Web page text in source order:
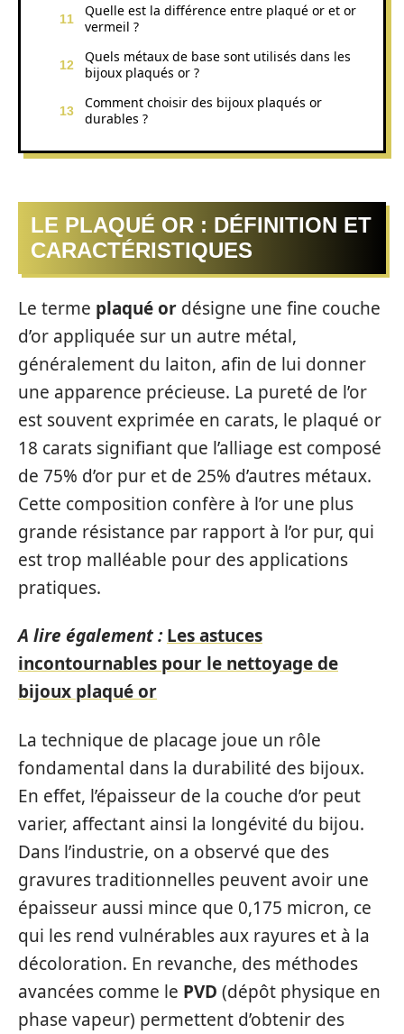
Quelle est la différence entre plaqué or et or
vermeil ?
Quels métaux de base sont utilisés dans les
bijoux plaqués or ?
Comment choisir des bijoux plaqués or
durables ?
LE PLAQUÉ OR : DÉFINITION ET
CARACTÉRISTIQUES
Le terme plaqué or désigne une fine couche
d’or appliquée sur un autre métal,
généralement du laiton, afin de lui donner
une apparence précieuse. La pureté de l’or
est souvent exprimée en carats, le plaqué or
18 carats signifiant que l’alliage est composé
de 75% d’or pur et de 25% d’autres métaux.
Cette composition confère à l’or une plus
grande résistance par rapport à l’or pur, qui
est trop malléable pour des applications
pratiques.
A lire également : Les astuces
incontournables pour le nettoyage de
bijoux plaqué or
La technique de placage joue un rôle
fondamental dans la durabilité des bijoux.
En effet, l’épaisseur de la couche d’or peut
varier, affectant ainsi la longévité du bijou.
Dans l’industrie, on a observé que des
gravures traditionnelles peuvent avoir une
épaisseur aussi mince que 0,175 micron, ce
qui les rend vulnérables aux rayures et à la
décoloration. En revanche, des méthodes
avancées comme le PVD (dépôt physique en
phase vapeur) permettent d’obtenir des